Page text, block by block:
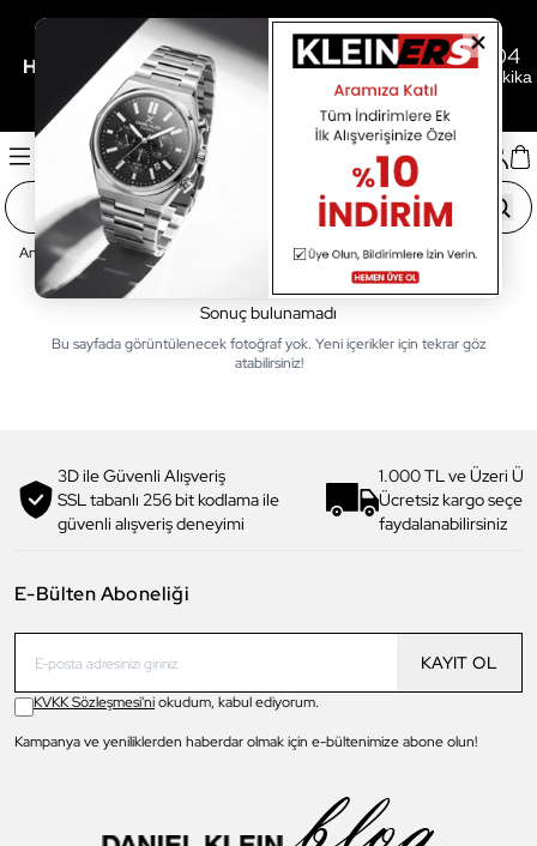
Her 3.000TL'ye 500TL Hediye İçin Son 1 /05/ 04
Dakika
Ana Sayfa Fotoğraf Galeri Sayfası
Sonuç bulunamadı
Bu sayfada görüntülenecek fotoğraf yok. Yeni içerikler için tekrar göz
atabilirsiniz!
3D ile Güvenli Alışveriş
SSL tabanlı 256 bit kodlama ile
güvenli alışveriş deneyimi
1.000 TL ve Üzeri
Ücretsiz kargo
faydalanabilirsiniz
E-Bülten Aboneliği
KAYIT OL
KVKK Sözleşmesi'niokudum, kabul ediyorum.
Kampanya ve yeniliklerden haberdar olmak için e-bültenimize abone olun!